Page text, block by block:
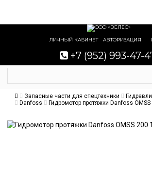
ЛИЧНЫЙ КАБИНЕТ АВТОРИЗАЦИЯ
+7 (952) 993-47-
Запасные части для спецтехники
Danfoss
Гидромотор протяжки Danfoss